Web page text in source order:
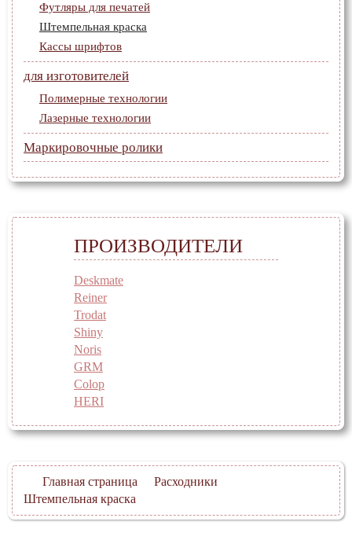
Футляры для печатей
Штемпельная краска
Кассы шрифтов
для изготовителей
Полимерные технологии
Лазерные технологии
Маркировочные ролики
ПРОИЗВОДИТЕЛИ
Deskmate
Reiner
Trodat
Shiny
Noris
GRM
Colop
HERI
Главная страница
Расходники
Штемпельная краска